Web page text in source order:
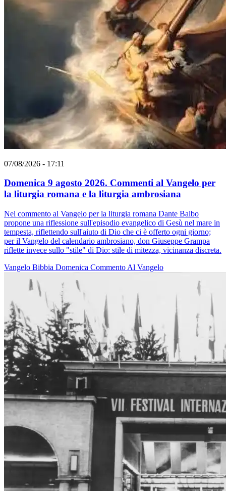
07/08/2026 - 17:11
Domenica 9 agosto 2026. Commenti al Vangelo per
la liturgia romana e la liturgia ambrosiana
Nel commento al Vangelo per la liturgia romana Dante Balbo
propone una riflessione sull'episodio evangelico di Gesù nel mare in
tempesta, riflettendo sull'aiuto di Dio che ci è offerto ogni giorno;
per il Vangelo del calendario ambrosiano, don Giuseppe Grampa
riflette invece sullo "stile" di Dio: stile di mitezza, vicinanza discreta.
Vangelo Bibbia Domenica Commento Al Vangelo